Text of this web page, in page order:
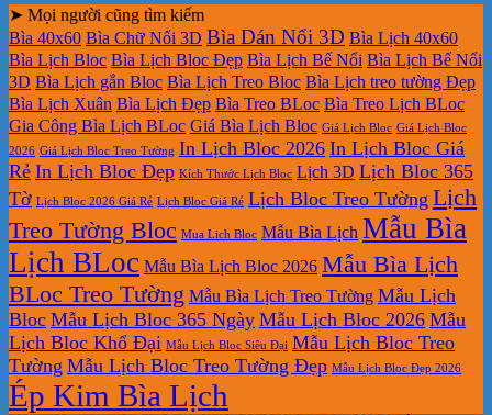
➤ Mọi người cũng tìm kiếm
Bìa 40x60 Bìa Chữ Nổi 3D Bìa Dán Nổi 3D Bìa Lịch 40x60
Bìa Lịch Bloc Bìa Lịch Bloc Đẹp Bìa Lịch Bế Nổi Bìa Lịch Bế Nổi
3D Bìa Lịch gắn Bloc Bìa Lịch Treo Bloc Bìa Lịch treo tường Đẹp
Bìa Lịch Xuân Bìa Lịch Đẹp Bìa Treo BLoc Bìa Treo Lịch BLoc
Gia Công Bìa Lịch BLoc Giá Bìa Lịch Bloc Giá Lịch Bloc Giá Lịch Bloc
2026 Giá Lịch Bloc Treo Tường In Lịch Bloc 2026 In Lịch Bloc Giá
Rẻ In Lịch Bloc Đẹp Kích Thước Lịch Bloc Lịch 3D Lịch Bloc 365
Tờ Lịch Bloc 2026 Giá Rẻ Lịch Bloc Giá Rẻ Lịch Bloc Treo Tường Lịch
Treo Tường Bloc Mua Lich Bloc Mẫu Bìa Lịch Mẫu Bìa
Lịch BLoc Mẫu Bìa Lịch Bloc 2026 Mẫu Bìa Lịch
BLoc Treo Tường Mẫu Bìa Lịch Treo Tường Mẫu Lịch
Bloc Mẫu Lịch Bloc 365 Ngày Mẫu Lịch Bloc 2026 Mẫu
Lịch Bloc Khổ Đại Mẫu Lịch Bloc Siêu Đại Mẫu Lịch Bloc Treo
Tường Mẫu Lịch Bloc Treo Tường Đẹp Mẫu Lịch Bloc Đẹp 2026
Ép Kim Bìa Lịch